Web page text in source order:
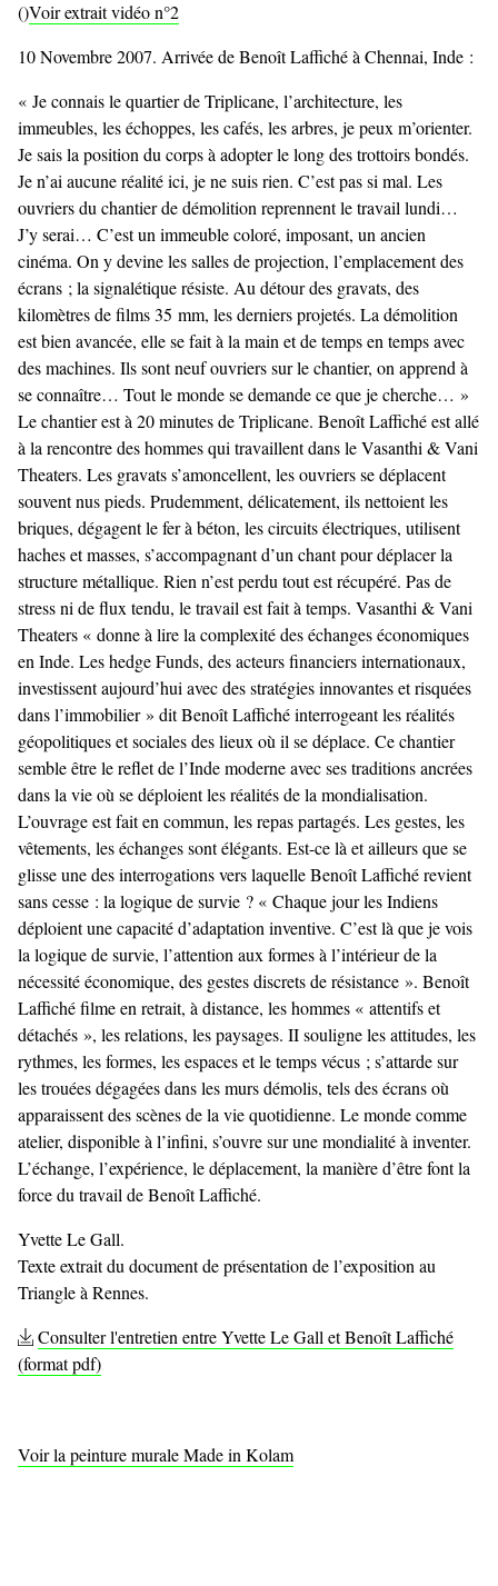
()Voir extrait vidéo n°2
10 Novembre 2007. Arrivée de Benoît Laffiché à Chennai, Inde :
« Je connais le quartier de Triplicane, l’architecture, les
immeubles, les échoppes, les cafés, les arbres, je peux m’orienter.
Je sais la position du corps à adopter le long des trottoirs bondés.
Je n’ai aucune réalité ici, je ne suis rien. C’est pas si mal. Les
ouvriers du chantier de démolition reprennent le travail lundi…
J’y serai… C’est un immeuble coloré, imposant, un ancien
cinéma. On y devine les salles de projection, l’emplacement des
écrans ; la signalétique résiste. Au détour des gravats, des
kilomètres de films 35 mm, les derniers projetés. La démolition
est bien avancée, elle se fait à la main et de temps en temps avec
des machines. Ils sont neuf ouvriers sur le chantier, on apprend à
se connaître… Tout le monde se demande ce que je cherche… »
Le chantier est à 20 minutes de Triplicane. Benoît Laffiché est allé
à la rencontre des hommes qui travaillent dans le Vasanthi & Vani
Theaters. Les gravats s’amoncellent, les ouvriers se déplacent
souvent nus pieds. Prudemment, délicatement, ils nettoient les
briques, dégagent le fer à béton, les circuits électriques, utilisent
haches et masses, s’accompagnant d’un chant pour déplacer la
structure métallique. Rien n’est perdu tout est récupéré. Pas de
stress ni de flux tendu, le travail est fait à temps. Vasanthi & Vani
Theaters « donne à lire la complexité des échanges économiques
en Inde. Les hedge Funds, des acteurs financiers internationaux,
investissent aujourd’hui avec des stratégies innovantes et risquées
dans l’immobilier » dit Benoît Laffiché interrogeant les réalités
géopolitiques et sociales des lieux où il se déplace. Ce chantier
semble être le reflet de l’Inde moderne avec ses traditions ancrées
dans la vie où se déploient les réalités de la mondialisation.
L’ouvrage est fait en commun, les repas partagés. Les gestes, les
vêtements, les échanges sont élégants. Est-ce là et ailleurs que se
glisse une des interrogations vers laquelle Benoît Laffiché revient
sans cesse : la logique de survie ? « Chaque jour les Indiens
déploient une capacité d’adaptation inventive. C’est là que je vois
la logique de survie, l’attention aux formes à l’intérieur de la
nécessité économique, des gestes discrets de résistance ». Benoît
Laffiché filme en retrait, à distance, les hommes « attentifs et
détachés », les relations, les paysages. II souligne les attitudes, les
rythmes, les formes, les espaces et le temps vécus ; s’attarde sur
les trouées dégagées dans les murs démolis, tels des écrans où
apparaissent des scènes de la vie quotidienne. Le monde comme
atelier, disponible à l’infini, s’ouvre sur une mondialité à inventer.
L’échange, l’expérience, le déplacement, la manière d’être font la
force du travail de Benoît Laffiché.
Yvette Le Gall.
Texte extrait du document de présentation de l’exposition au
Triangle à Rennes.
Consulter l'entretien entre Yvette Le Gall et Benoît Laffiché
(format pdf)
Voir la peinture murale Made in Kolam